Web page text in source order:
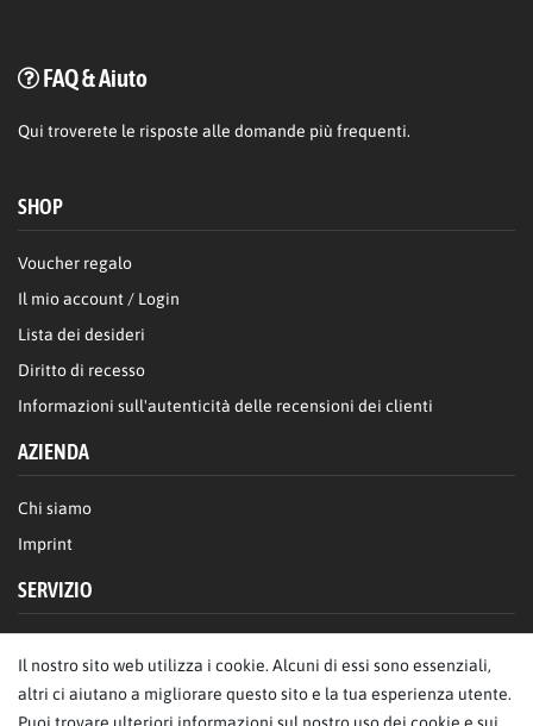
FAQ & Aiuto
Qui troverete le risposte alle domande più frequenti.
SHOP
Voucher regalo
Il mio account / Login
Lista dei desideri
Diritto di recesso
Informazioni sull'autenticità delle recensioni dei clienti
AZIENDA
Chi siamo
Imprint
SERVIZIO
Privacy
Il nostro sito web utilizza i cookie. Alcuni di essi sono essenziali,
altri ci aiutano a migliorare questo sito e la tua esperienza utente.